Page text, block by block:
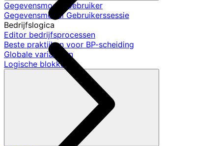
Gegevensmodel Gebruiker
Gegevensmodel Gebruikerssessie
Bedrijfslogica
Editor bedrijfsprocessen
Beste praktijken voor BP-scheiding
Globale variabelen
Logische blokken